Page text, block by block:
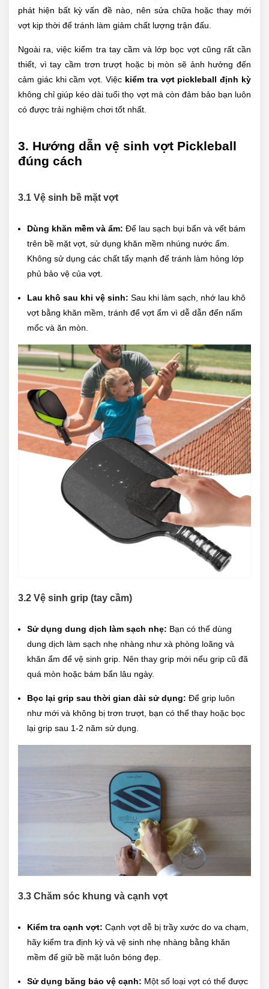
phát hiện bất kỳ vấn đề nào, nên sửa chữa hoặc thay mới
vợt kịp thời để tránh làm giảm chất lượng trận đấu.
Ngoài ra, việc kiểm tra tay cầm và lớp bọc vợt cũng rất cần
thiết, vì tay cầm trơn trượt hoặc bị mòn sẽ ảnh hưởng đến
cảm giác khi cầm vợt. Việc kiểm tra vợt pickleball định kỳ
không chỉ giúp kéo dài tuổi thọ vợt mà còn đảm bảo bạn luôn
có được trải nghiệm chơi tốt nhất.
3. Hướng dẫn vệ sinh vợt Pickleball
đúng cách
3.1 Vệ sinh bề mặt vợt
Dùng khăn mềm và ẩm: Để lau sạch bụi bẩn và vết bám
trên bề mặt vợt, sử dụng khăn mềm nhúng nước ấm.
Không sử dụng các chất tẩy mạnh để tránh làm hỏng lớp
phủ bảo vệ của vợt.
Lau khô sau khi vệ sinh: Sau khi làm sạch, nhớ lau khô
vợt bằng khăn mềm, tránh để vợt ẩm vì dễ dẫn đến nấm
mốc và ăn mòn.
3.2 Vệ sinh grip (tay cầm)
Sử dụng dung dịch làm sạch nhẹ: Bạn có thể dùng
dung dịch làm sạch nhẹ nhàng như xà phòng loãng và
khăn ẩm để vệ sinh grip. Nên thay grip mới nếu grip cũ đã
quá mòn hoặc bám bẩn lâu ngày.
Bọc lại grip sau thời gian dài sử dụng: Để grip luôn
như mới và không bị trơn trượt, bạn có thể thay hoặc bọc
lại grip sau 1-2 năm sử dụng.
3.3 Chăm sóc khung và cạnh vợt
Kiểm tra cạnh vợt: Cạnh vợt dễ bị trầy xước do va chạm,
hãy kiểm tra định kỳ và vệ sinh nhẹ nhàng bằng khăn
mềm để giữ bề mặt luôn bóng đẹp.
Sử dụng băng bảo vệ cạnh: Một số loại vợt có thể được